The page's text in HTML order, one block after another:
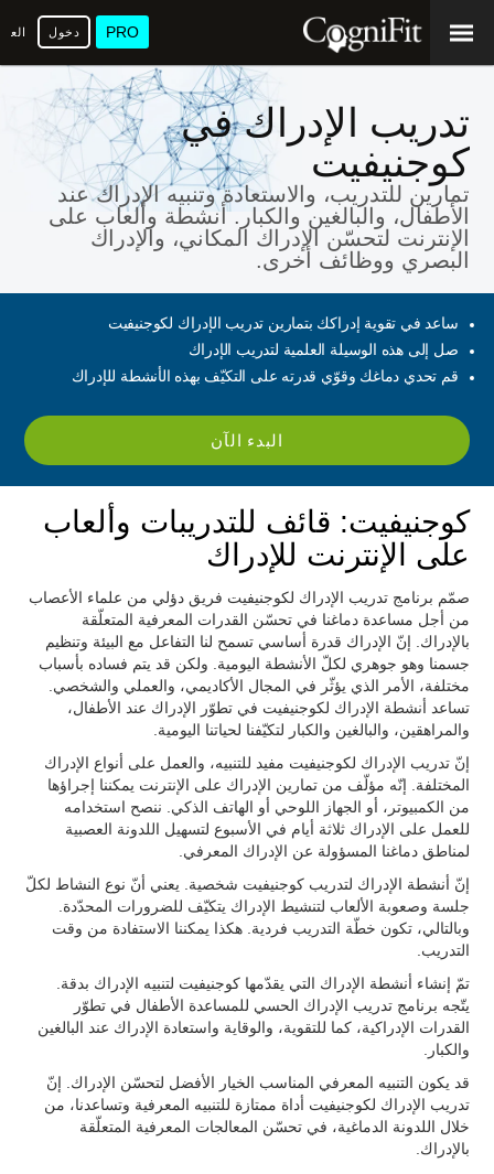
PRO دخول
تدريب الإدراك في
كوجنيفيت
تمارين للتدريب، والاستعادة وتنبيه الإدراك عند
الأطفال، والبالغين والكبار. أنشطة وألعاب على
الإنترنت لتحسّن الإدراك المكاني، والإدراك
البصري ووظائف أخرى.
ساعد في تقوية إدراكك بتمارين تدريب الإدراك لكوجنيفيت
صل إلى هذه الوسيلة العلمية لتدريب الإدراك
قم تحدي دماغك وقوّي قدرته على التكيّف بهذه الأنشطة للإدراك
البدء الآن
كوجنيفيت: قائف للتدريبات وألعاب
على الإنترنت للإدراك
صمّم برنامج تدريب الإدراك لكوجنيفيت فريق دؤلي من علماء الأعصاب
من أجل مساعدة دماغنا في تحسّن القدرات المعرفية المتعلّقة
بالإدراك. إنّ الإدراك قدرة أساسي تسمح لنا التفاعل مع البيئة وتنظيم
جسمنا وهو جوهري لكلّ الأنشطة اليومية. ولكن قد يتم فساده بأسباب
مختلفة، الأمر الذي يؤثّر في المجال الأكاديمي، والعملي والشخصي.
تساعد أنشطة الإدراك لكوجنيفيت في تطوّر الإدراك عند الأطفال،
والمراهقين، والبالغين والكبار لتكيّفنا لحياتنا اليومية.
إنّ تدريب الإدراك لكوجنيفيت مفيد للتنبيه، والعمل على أنواع الإدراك
المختلفة. إنّه مؤلّف من تمارين الإدراك على الإنترنت يمكننا إجراؤها
من الكمبيوتر، أو الجهاز اللوحي أو الهاتف الذكي. ننصح استخدامه
للعمل على الإدراك ثلاثة أيام في الأسبوع لتسهيل اللدونة العصبية
لمناطق دماغنا المسؤولة عن الإدراك المعرفي.
إنّ أنشطة الإدراك لتدريب كوجنيفيت شخصية. يعني أنّ نوع النشاط لكلّ
جلسة وصعوبة الألعاب لتنشيط الإدراك يتكيّف للضرورات المحدّدة.
وبالتالي، تكون خطّة التدريب فردية. هكذا يمكننا الاستفادة من وقت
التدريب.
تمّ إنشاء أنشطة الإدراك التي يقدّمها كوجنيفيت لتنبيه الإدراك بدقة.
يتّجه برنامج تدريب الإدراك الحسي للمساعدة الأطفال في تطوّر
القدرات الإدراكية، كما للتقوية، والوقاية واستعادة الإدراك عند البالغين
والكبار.
قد يكون التنبيه المعرفي المناسب الخيار الأفضل لتحسّن الإدراك. إنّ
تدريب الإدراك لكوجنيفيت أداة ممتازة للتنبيه المعرفية وتساعدنا، من
خلال اللدونة الدماغية، في تحسّن المعالجات المعرفية المتعلّقة
بالإدراك.